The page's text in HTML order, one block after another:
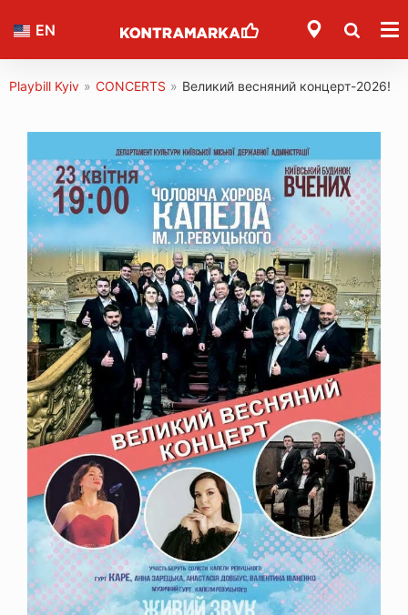
EN
Playbill Kyiv » CONCERTS » Великий весняний концерт-2026!